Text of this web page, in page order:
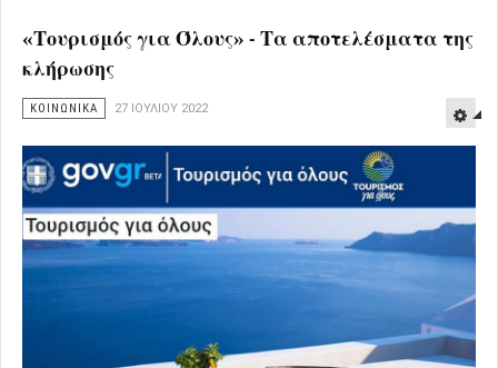
«Τουρισμός για Όλους» - Τα αποτελέσματα της
κλήρωσης
ΚΟΙΝΩΝΙΚΑ 27 ΙΟΥΛΊΟΥ 2022